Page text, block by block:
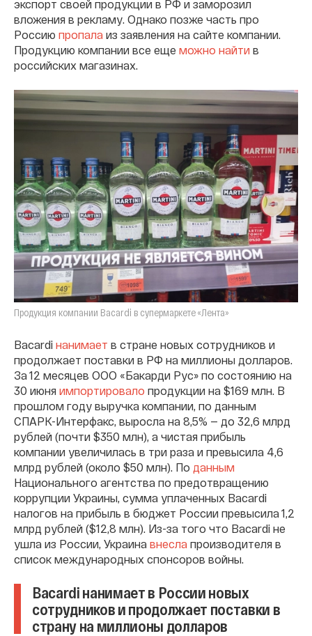
экспорт своей продукции в РФ и заморозил
вложения в рекламу. Однако позже часть про
Россию пропала из заявления на сайте компании.
Продукцию компании все еще можно найти в
российских магазинах.
Продукция компании Bacardi в супермаркете «Лента»
Bacardi нанимает в стране новых сотрудников и
продолжает поставки в РФ на миллионы долларов.
За 12 месяцев ООО «Бакарди Рус» по состоянию на
30 июня импортировало продукции на $169 млн. В
прошлом году выручка компании, по данным
СПАРК-Интерфакс, выросла на 8,5% — до 32,6 млрд
рублей (почти $350 млн), а чистая прибыль
компании увеличилась в три раза и превысила 4,6
млрд рублей (около $50 млн). По данным
Национального агентства по предотвращению
коррупции Украины, сумма уплаченных Bacardi
налогов на прибыль в бюджет России превысила 1,2
млрд рублей ($12,8 млн). Из-за того что Bacardi не
ушла из России, Украина внесла производителя в
список международных спонсоров войны.
Bacardi нанимает в России новых
сотрудников и продолжает поставки в
страну на миллионы долларов